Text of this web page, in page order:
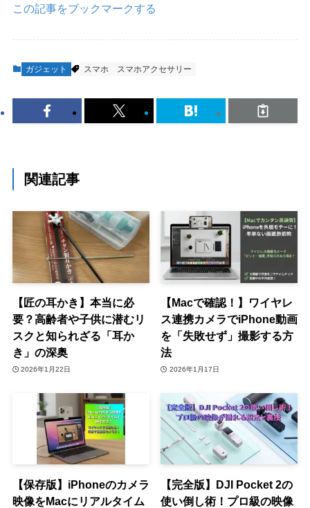
この記事をブックマークする
ガジェット スマホ スマホアクセサリー
関連記事
【匠の耳かき】本当に必
要？高齢者や子供に潜むリ
スクと知られざる「耳か
き」の深奥
2026年1月22日
【Macで確認！】ワイヤレ
ス連携カメラでiPhone動画
を「失敗せず」撮影する方
法
2026年1月17日
【保存版】iPhoneのカメラ
映像をMacにリアルタイム
【完全版】DJI Pocket 2の
使い倒し術！プロ級の映像